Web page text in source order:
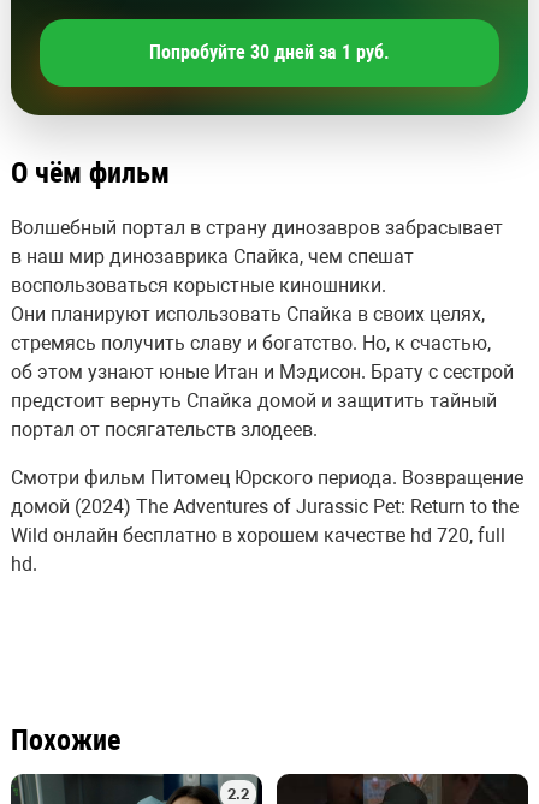
Попробуйте 30 дней за 1 руб.
О чём фильм
Волшебный портал в страну динозавров забрасывает
в наш мир динозаврика Спайка, чем спешат
воспользоваться корыстные киношники.
Они планируют использовать Спайка в своих целях,
стремясь получить славу и богатство. Но, к счастью,
об этом узнают юные Итан и Мэдисон. Брату с сестрой
предстоит вернуть Спайка домой и защитить тайный
портал от посягательств злодеев.
Смотри фильм Питомец Юрского периода. Возвращение
домой (2024) The Adventures of Jurassic Pet: Return to the
Wild онлайн бесплатно в хорошем качестве hd 720, full
hd.
Похожие
2.2